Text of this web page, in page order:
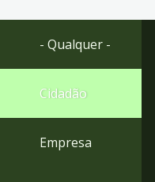
Ir
rodapé
- Qualquer -
Cidadão
Empresa